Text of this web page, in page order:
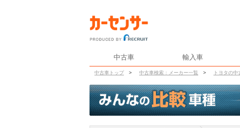
中古車 輸入車
中古車トップ > 中古車検索：メーカー一覧 > トヨタの中